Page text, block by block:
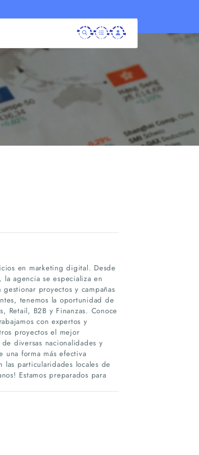
en marketing digital. Desde
agencia se especializa en
proyectos y campañas
tenemos la oportunidad de
Retail, B2B y Finanzas. Conoce
con expertos y
proyectos el mejor
diversas nacionalidades y
una forma más efectiva
las particularidades locales de
Estamos preparados para